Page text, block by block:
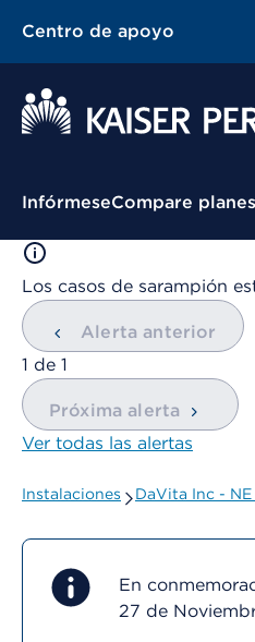
Centro de apoyo
Menú contextual
InfórmeseCompare planes
Los casos de sarampión
Alerta anterior
mostrando
1 de 1
Próxima alerta
Ver todas las alertas
Instalaciones DaVita Inc -
En
27 de